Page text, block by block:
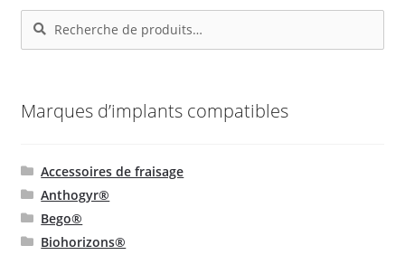
sur
Recherche
pour :
Recherche
Marques d’implants compatibles
Accessoires de fraisage
Anthogyr®
Bego®
Biohorizons®